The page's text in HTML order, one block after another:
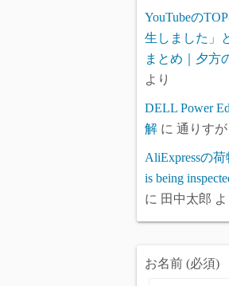
YouTubeの
生しました」
まとめ｜夕方
より
DELL Power
解 に 通りすが
AliExpressの
is being
に 田中太郎 よ
お名前 (必須)